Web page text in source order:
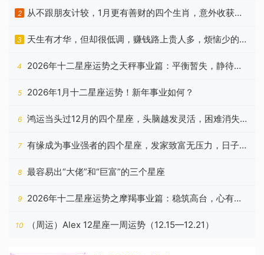
相
2
从不跟朋友计较，1月更有善财的四个生肖，意外收获相
当多
3
天生有才华，但却很低调，赚钱路上贵人多，烦恼少的3
个生肖
4
2026年十二星座运势之天秤事业篇：平衡暂失，静待云
5 2026年1月十二星座运势！新年事业如何？
6
鸿运当头过12月的四个星座，头脑越发灵活，困难消失不
见
7
有缘成为事业强者的四个星座，发家致富无压力，日子顺
利十足
8 最容易出“大佬”和“巨富”的三个星座
9
2026年十二星座运势之摩羯事业篇：稳筑高台，心有所
10 （周运）Alex 12星座一周运势（12.15—12.21）